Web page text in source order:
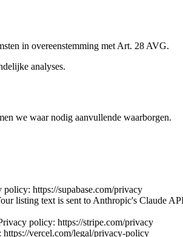
in overeenstemming met Art. 28 AVG.
analyses.
we waar nodig aanvullende waarborgen.
https://supabase.com/privacy
listing text is sent to Anthropic's Claude
policy: https://stripe.com/privacy
vercel.com/legal/privacy-policy